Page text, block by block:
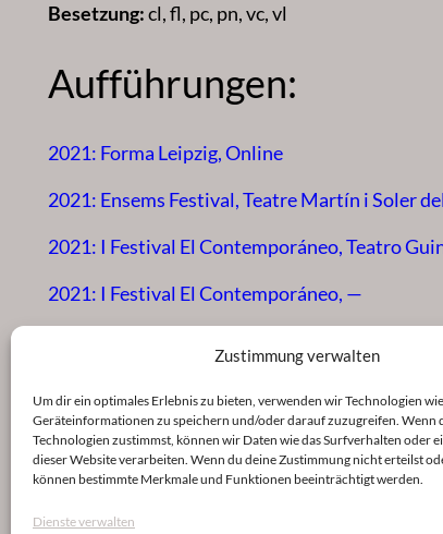
Zustimmung verwalten
Um dir ein optimales Erlebnis zu bieten, verwenden wir Technologien
Geräteinformationen zu speichern und/oder darauf zuzugreifen. Wenn
Technologien zustimmst, können wir Daten wie das Surfverhalten oder
dieser Website verarbeiten. Wenn du deine Zustimmung nicht erteilst
können bestimmte Merkmale und Funktionen beeinträchtigt werden.
Dienste verwalten
Besetzung:cl, fl, pc, pn, vc, vl
Aufführungen:
2021: Forma Leipzig, Online
2021: Ensems Festival, Teatre Martín i Soler
2021: I Festival El Contemporáneo, Teatro
2021: I Festival El Contemporáneo, —